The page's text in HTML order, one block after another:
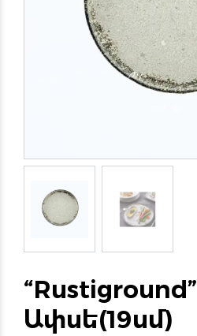
“Rustiground”
Ափսե(19սմ)